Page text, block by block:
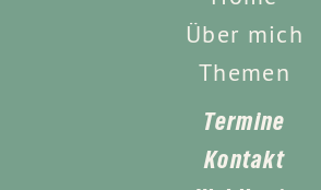
Über mich
Themen
Termine
Kontakt